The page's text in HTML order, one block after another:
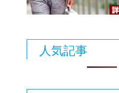
人気記事